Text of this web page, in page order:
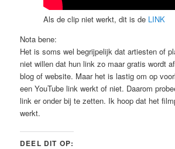
Als de clip niet werkt, dit is de LINK
Nota bene:
Het is soms wel begrijpelijk dat artiesten of
niet willen dat hun link zo maar gratis wordt
blog of website. Maar het is lastig om op
een YouTube link werkt of niet. Daarom
link er onder bij te zetten. Ik hoop dat het
werkt.
DEEL DIT OP: